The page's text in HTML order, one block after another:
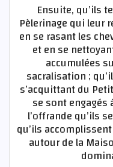
Ensuite, qu’ils
Pèlerinage qui leur
en se rasant les
et en se
accumulées
sacralisation ;
s’acquittant du
se sont
l’offrande qu’ils
qu’ils
autour de la